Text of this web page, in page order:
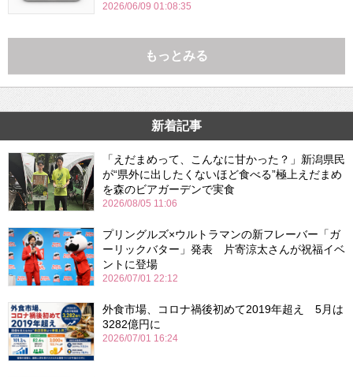
2026/06/09 01:08:35
もっとみる
新着記事
「えだまめって、こんなに甘かった？」新潟県民
が“県外に出したくないほど食べる”極上えだまめ
を森のビアガーデンで実食
2026/08/05 11:06
プリングルズ×ウルトラマンの新フレーバー「ガ
ーリックバター」発表 片寄涼太さんが祝福イベ
ントに登場
2026/07/01 22:12
外食市場、コロナ禍後初めて2019年超え 5月は
3282億円に
2026/07/01 16:24